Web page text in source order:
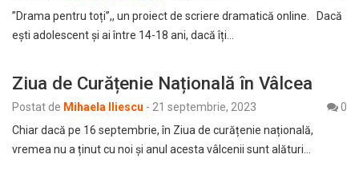
”Drama pentru toți”,, un proiect de scriere dramatică online. Dacă
ești adolescent și ai între 14-18 ani, dacă îți…
Ziua de Curățenie Națională în Vâlcea
Postat de Mihaela Iliescu - 21 septembrie, 2023
0
Chiar dacă pe 16 septembrie, în Ziua de curățenie națională,
vremea nu a ținut cu noi și anul acesta vâlcenii sunt alături…